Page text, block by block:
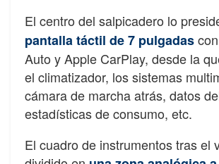
El centro del salpicadero lo
pantalla táctil de 7 pulgadas
Auto y Apple CarPlay, desde la
el climatizador, los sistemas
cámara de marcha atrás, datos
estadísticas de consumo, etc.
El cuadro de instrumentos tras el